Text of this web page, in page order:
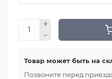
Товар может быть на
Позвоните перед